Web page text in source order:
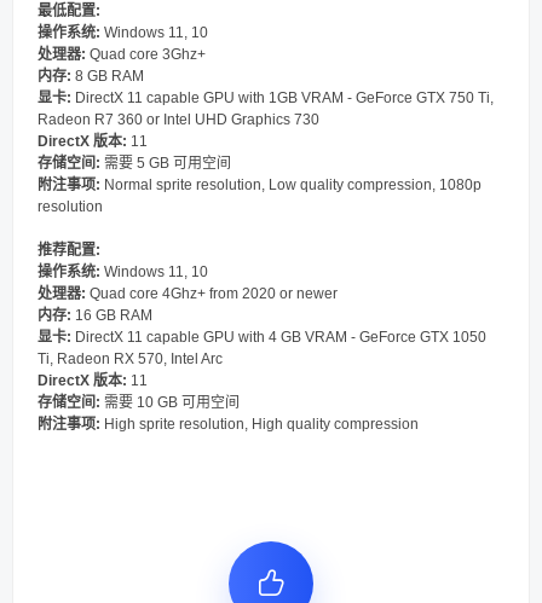
最低配置:
操作系统: Windows 11, 10
处理器: Quad core 3Ghz+
内存: 8 GB RAM
显卡: DirectX 11 capable GPU with 1GB VRAM - GeForce GTX 750 Ti,
Radeon R7 360 or Intel UHD Graphics 730
DirectX 版本: 11
存储空间: 需要 5 GB 可用空间
附注事项: Normal sprite resolution, Low quality compression, 1080p
resolution
推荐配置:
操作系统: Windows 11, 10
处理器: Quad core 4Ghz+ from 2020 or newer
内存: 16 GB RAM
显卡: DirectX 11 capable GPU with 4 GB VRAM - GeForce GTX 1050
Ti, Radeon RX 570, Intel Arc
DirectX 版本: 11
存储空间: 需要 10 GB 可用空间
附注事项: High sprite resolution, High quality compression